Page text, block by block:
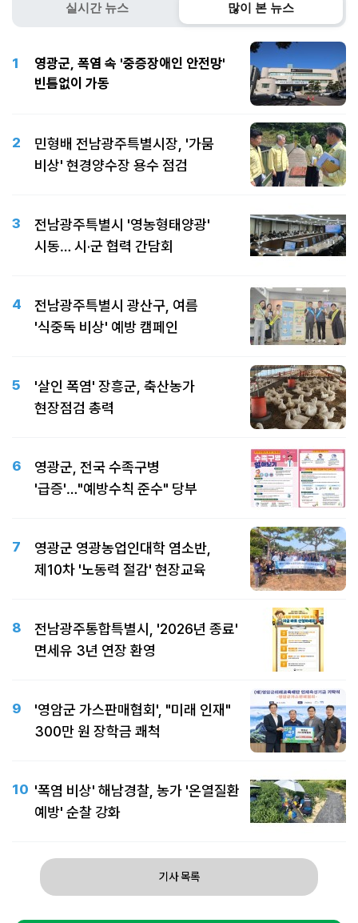
실시간 뉴스 많이 본 뉴스
1
영광군, 폭염 속 '중증장애인 안전망'
빈틈없이 가동
2
민형배 전남광주특별시장, '가뭄
비상' 현경양수장 용수 점검
3
전남광주특별시 '영농형태양광'
시동… 시·군 협력 간담회
4
전남광주특별시 광산구, 여름
'식중독 비상' 예방 캠페인
5
'살인 폭염' 장흥군, 축산농가
현장점검 총력
6
영광군, 전국 수족구병
'급증'…"예방수칙 준수" 당부
7
영광군 영광농업인대학 염소반,
제10차 '노동력 절감' 현장교육
8
전남광주통합특별시, '2026년 종료'
면세유 3년 연장 환영
9
'영암군 가스판매협회', "미래 인재"
300만 원 장학금 쾌척
10 '폭염 비상' 해남경찰, 농가 '온열질환
예방' 순찰 강화
기사 목록